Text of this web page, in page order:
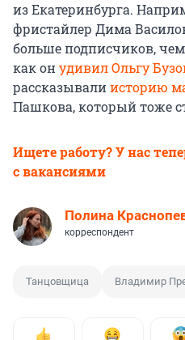
из Екатеринбурга.
фристайлер Дима
больше подписчиков,
как онудивил Ольгу
рассказывалиисторию
Пашкова, который тоже
Ищете работу? У нас
с вакансиями
Полина
корреспондент
Танцовщица Владимир